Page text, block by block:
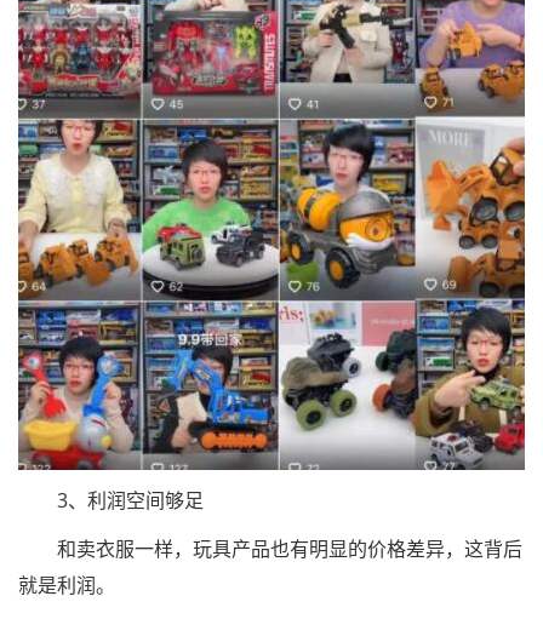
3、利润空间够足
和卖衣服一样，玩具产品也有明显的价格差异，这背后
就是利润。